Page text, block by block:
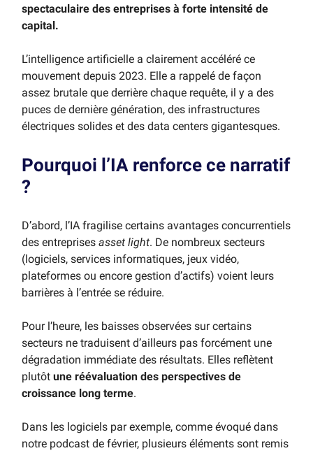
spectaculaire des entreprises à forte intensité de
capital.
L’intelligence artificielle a clairement accéléré ce
mouvement depuis 2023. Elle a rappelé de façon
assez brutale que derrière chaque requête, il y a des
puces de dernière génération, des infrastructures
électriques solides et des data centers gigantesques.
Pourquoi l’IA renforce ce narratif
?
D’abord, l’IA fragilise certains avantages concurrentiels
des entreprises asset light. De nombreux secteurs
(logiciels, services informatiques, jeux vidéo,
plateformes ou encore gestion d’actifs) voient leurs
barrières à l’entrée se réduire.
Pour l’heure, les baisses observées sur certains
secteurs ne traduisent d’ailleurs pas forcément une
dégradation immédiate des résultats. Elles reflètent
plutôt une réévaluation des perspectives de
croissance long terme.
Dans les logiciels par exemple, comme évoqué dans
notre podcast de février, plusieurs éléments sont remis